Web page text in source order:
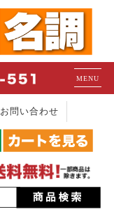
MENU
お問い合わせ